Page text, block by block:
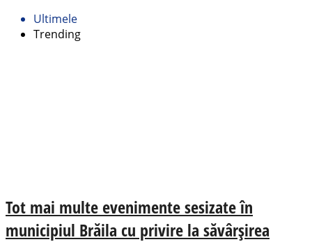
Ultimele
Trending
Tot mai multe evenimente sesizate în
municipiul Brăila cu privire la săvârșirea